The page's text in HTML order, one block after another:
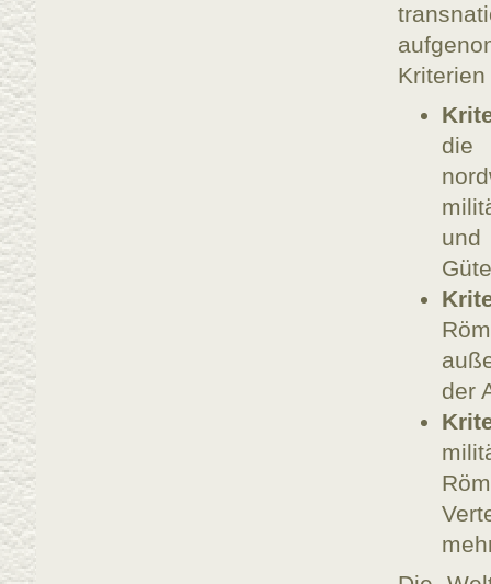
die
und
der